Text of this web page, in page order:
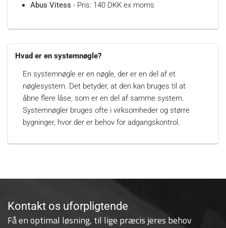
Abus Vitess - Pris: 140 DKK ex moms
Hvad er en systemnøgle?
En systemnøgle er en nøgle, der er en del af et
nøglesystem. Det betyder, at den kan bruges til at
åbne flere låse, som er en del af samme system.
Systemnøgler bruges ofte i virksomheder og større
bygninger, hvor der er behov for adgangskontrol.
Kontakt os uforpligtende
Få en optimal løsning, til lige præcis jeres behov